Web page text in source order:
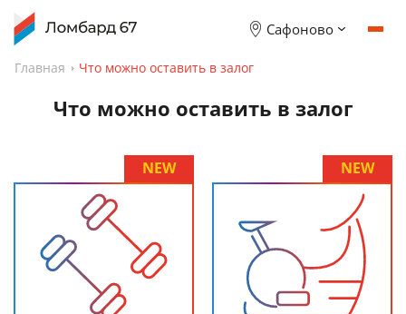
Сафоново
Главная Что можно оставить в залог
Что можно оставить в залог
NEW NEW